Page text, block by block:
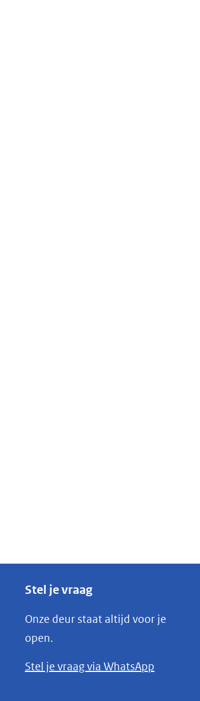
Stel je vraag
Onze deur staat altijd voor je
open.
Stel je vraag via WhatsApp